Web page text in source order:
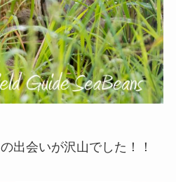
出会いが沢山でした！！